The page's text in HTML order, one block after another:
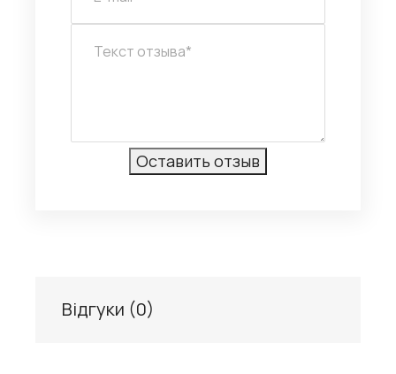
Відгуки (0)